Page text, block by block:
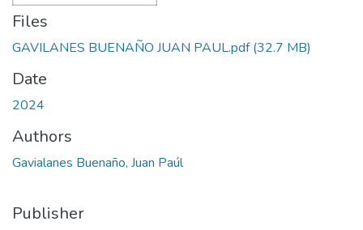
Files
GAVILANES BUENAÑO JUAN PAUL.pdf(32.7 MB)
Date
2024
Authors
Gavialanes Buenaño, Juan Paúl
Publisher